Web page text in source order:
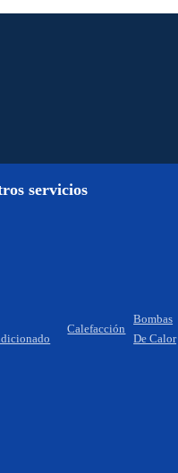
servicios
Calefacción
Bombas
De Calor